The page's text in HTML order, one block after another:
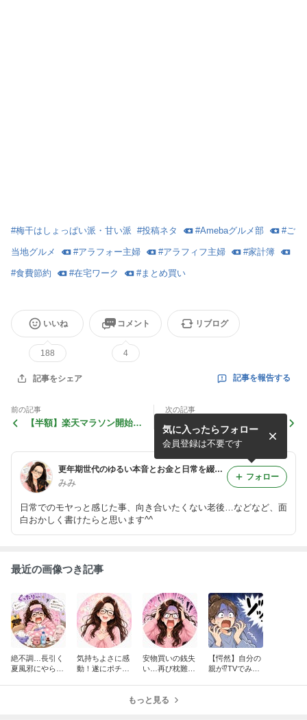
#梅干はしょっぱい派・甘い派 #投稿ネタ #Amebaグルメ部 #ご
当地グルメ #アラフォー主婦 #アラフィフ主婦 #家計簿
#食費節約 #在宅ワーク #まとめ買い
いいね
188
コメント
4
リブログ
記事をシェア 記事を報告する
前の記事
【半額】楽天マラソン開始２
次の記事
【痛感】600円の整骨院の有
難味
更年期世代のゆるい本音とお金と日常を綴ります
みみ
日常でのモヤっと感じた事、向き合いたくない老後…などなど、面
白おかしく書けたらと思います^^
気に入ったらフォロー
会員登録は不要です
フォロー
最近の画像つき記事
絶不調…長引く
夏風邪にやられ
気持ちよさに感
動！遂にポチっ
安物買いの銭失
い…再び枕難民
【愕然】自分の
親が⁉TVでみる
もっと見る